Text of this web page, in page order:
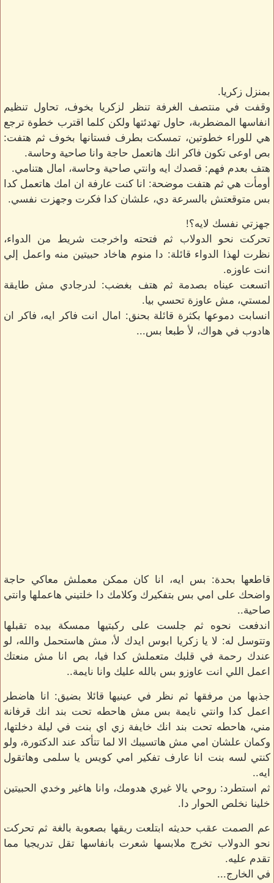
بمنزل زكريا.
وقفت في منتصف الغرفة تنظر لزكريا بخوف، تحاول تنظيم
انفاسها المضطربة، حاول تهدئتها ولكن كلما اقترب خطوة ترجع
هي للوراء خطوتين، تمسكت بطرف فستانها بخوف ثم هتفت:
بص اوعى تكون فاكر انك هاتعمل حاجة وانا صاحية وحاسة.
هتف بعدم فهم: قصدك ايه وانتي صاحية وحاسة، امال هتنامي.
أومأت هي ثم هتفت موضحة: انا كنت عارفة ان امك هاتعمل كدا
بس متوقعتش بالسرعة دي، علشان كدا فكرت وجهزت نفسي.
جهزتي نفسك لايه؟!
تحركت نحو الدولاب ثم فتحته واخرجت شريط من الدواء،
نظرت لهذا الدواء قائلة: دا منوم هاخاد حبيتين منه واعمل إلي
انت عاوزه.
اتسعت عيناه بصدمة ثم هتف بغضب: لدرجادي مش طايقة
لمستي، مش عاوزة تحسي بيا.
انسابت دموعها بكثرة قائلة بحنق: امال انت فاكر ايه، فاكر ان
هادوب في هواك، لأ طبعا بس...
قاطعها بحدة: بس ايه، انا كان ممكن معملش معاكي حاجة
واضحك على امي بس بتفكيرك وكلامك دا خلتيني هاعملها وانتي
صاحية..
اندفعت نحوه ثم جلست على ركبتيها ممسكة بيده تقبلها
وتتوسل له: لا يا زكريا ابوس ايدك لأ، مش هاستحمل والله، لو
عندك رحمة في قلبك متعملش كدا فيا، بص انا مش منعتك
اعمل اللي انت عاوزو بس بالله عليك وانا نايمة..
جذبها من مرفقها ثم نظر في عينيها قائلا بضيق: انا هاضطر
اعمل كدا وانتي نايمة بس مش هاحطه تحت بند انك قرفانة
مني، هاحطه تحت بند انك خايفة زي اي بنت في ليلة دخلتها،
وكمان علشان امي مش هاتسيبك الا لما تتأكد عند الدكتورة، ولو
كنتي لسه بنت انا عارف تفكير امي كويس يا سلمى وهاتقول
ايه..
ثم استطرد: روحي يالا غيري هدومك، وانا هاغير وخدي الحبيتين
خلينا نخلص الحوار دا.
عم الصمت عقب حديثه ابتلعت ريقها بصعوبة بالغة ثم تحركت
نحو الدولاب تخرج ملابسها شعرت بانفاسها تقل تدريجيا مما
تقدم عليه.
في الخارج...